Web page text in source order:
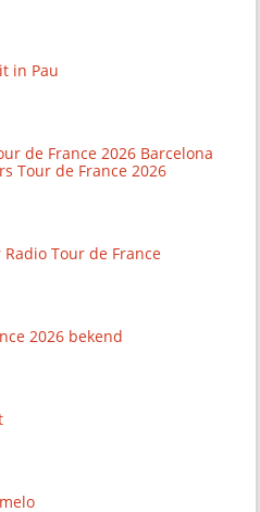
in Pau
de France 2026 Barcelona
Tour de France 2026
Tour de France
2026 bekend